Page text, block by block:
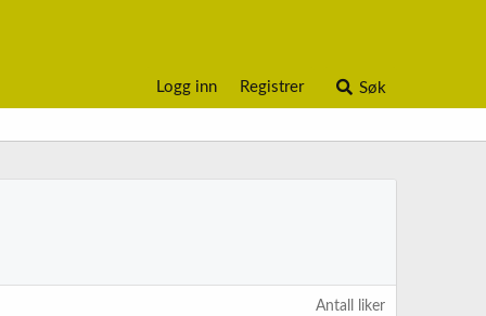
Logg inn Registrer Søk
Antall liker